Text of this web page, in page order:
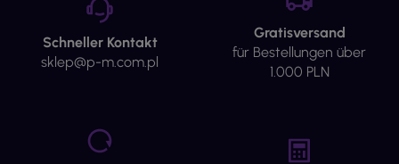
Schneller Kontakt
sklep@p-m.com.pl
Gratisversand
für Bestellungen über
1.000 PLN